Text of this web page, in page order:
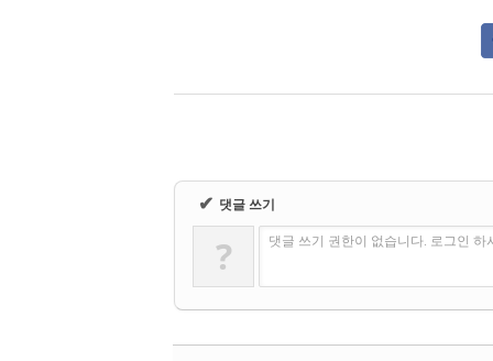
✔ 댓글 쓰기
? 댓글 쓰기 권한이 없습니다. 로그인 하